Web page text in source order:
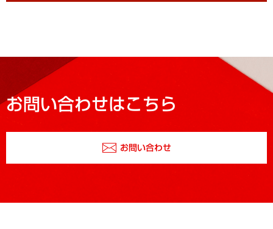
お問い合わせはこちら
お問い合わせ